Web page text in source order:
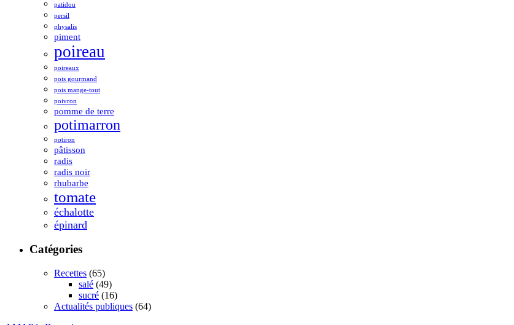
patidou
persil
physalis
piment
poireau
poireaux
pois gourmand
pois mange-tout
poivron
pomme de terre
potimarron
potiron
pâtisson
radis
radis noir
rhubarbe
tomate
échalotte
épinard
Catégories
Recettes (65)
salé (49)
sucré (16)
Actualités publiques (64)